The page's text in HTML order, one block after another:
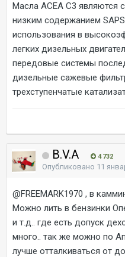
Масла ACEA C3 являются
низким содержанием
использования в
легких дизельных
передовые системы
дизельные сажевые
трехступенчатые
B.V.A 4 732
Опубликовано 11
@FREEMARK1970 , в
Можно лить в бензинки
и т.д.. где есть допуск
много.. так же можно по
лучше отталкиваться от